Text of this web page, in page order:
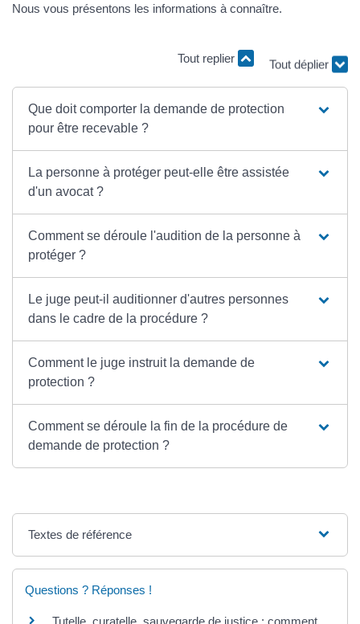
Nous vous présentons les informations à connaître.
Tout replier
Tout déplier
Que doit comporter la demande de protection
pour être recevable ?
La personne à protéger peut-elle être assistée
d'un avocat ?
Comment se déroule l'audition de la personne à
protéger ?
Le juge peut-il auditionner d'autres personnes
dans le cadre de la procédure ?
Comment le juge instruit la demande de
protection ?
Comment se déroule la fin de la procédure de
demande de protection ?
Textes de référence
Questions ? Réponses !
Tutelle, curatelle, sauvegarde de justice : comment